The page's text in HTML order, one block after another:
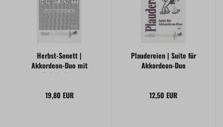
Herbst-Sonett |
Akkordeon-Duo mit
Melodiebass
19,80 EUR
Plaudereien | Suite für
Akkordeon-Duo
12,50 EUR